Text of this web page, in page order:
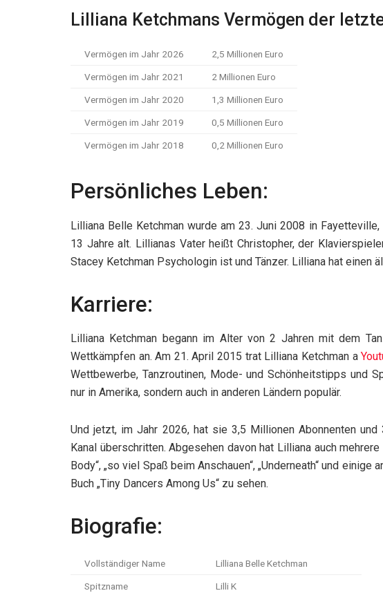
Lilliana Ketchmans Vermögen der
Vermögen im Jahr 2026 2,5 Millionen Euro
Vermögen im Jahr 2021 2 Millionen Euro
Vermögen im Jahr 2020 1,3 Millionen Euro
Vermögen im Jahr 2019 0,5 Millionen Euro
Vermögen im Jahr 2018 0,2 Millionen Euro
Persönliches Leben:
Lilliana Belle Ketchman wurde am 23. Juni 2008 in
13 Jahre alt. Lillianas Vater heißt Christopher, der
Stacey Ketchman Psychologin ist und Tänzer. Lilliana hat einen
Karriere:
Lilliana Ketchman begann im Alter von 2 Jahren mit dem
Wettkämpfen an. Am 21. April 2015 trat Lilliana Ketchman a
Wettbewerbe, Tanzroutinen, Mode- und Schönheitstipps und
nur in Amerika, sondern auch in anderen Ländern populär.
Und jetzt, im Jahr 2026, hat sie 3,5 Millionen Abonnenten
Kanal überschritten. Abgesehen davon hat Lilliana auch
Body“, „so viel Spaß beim Anschauen“, „Underneath“ und
Buch „Tiny Dancers Among Us“ zu sehen.
Biografie:
Vollständiger Name Lilliana Belle Ketchman
Spitzname Lilli K